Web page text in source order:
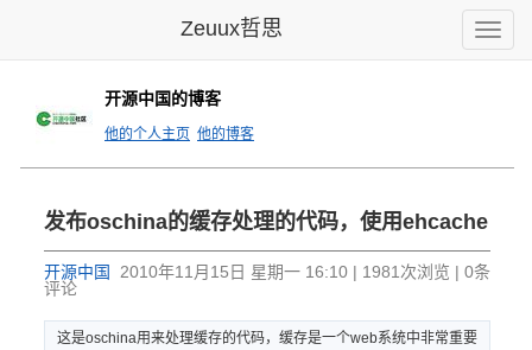
Toggle
Zeuux哲思
开源中国的博客
他的个人主页 他的博客
发布oschina的缓存处理的代码，使用ehcache
开源中国
2010年11月15日 星期一 16:10 | 1981次浏览 | 0条
评论
这是oschina用来处理缓存的代码，缓存是一个web系统中非常重要